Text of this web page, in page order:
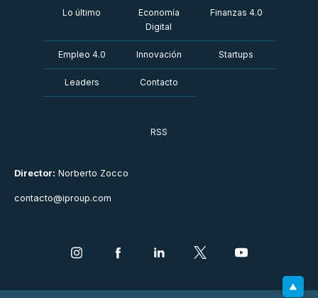
Director: Norberto Zocco
contacto@iproup.com
Lo último
Economía
Digital
Finanzas 4.0
Empleo 4.0 Innovación Startups
Leaders Contacto
RSS